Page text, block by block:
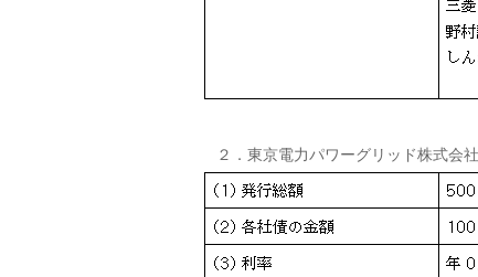
２．東京電力パワーグリッド株式会